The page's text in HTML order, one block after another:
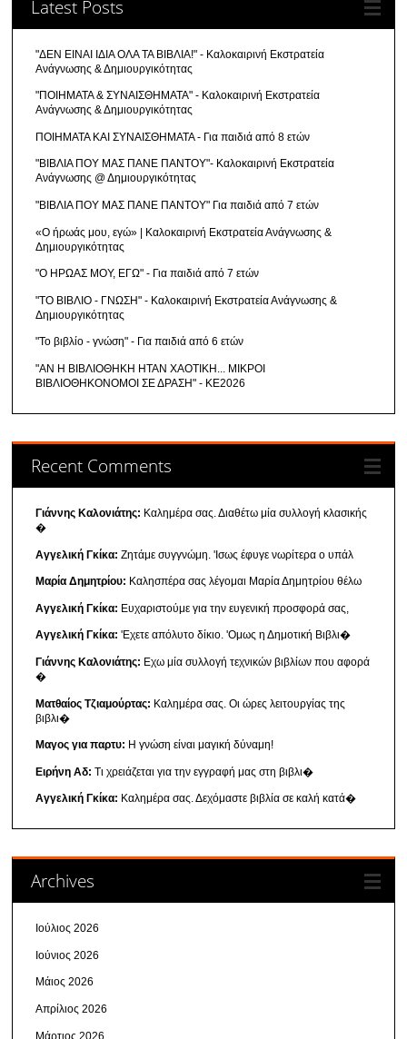
Latest Posts
"ΔΕΝ ΕΙΝΑΙ ΙΔΙΑ ΟΛΑ ΤΑ ΒΙΒΛΙΑ!" - Καλοκαιρινή Εκστρατεία
Ανάγνωσης & Δημιουργικότητας
"ΠΟΙΗΜΑΤΑ & ΣΥΝΑΙΣΘΗΜΑΤΑ" - Καλοκαιρινή Εκστρατεία
Ανάγνωσης & Δημιουργικότητας
ΠΟΙΗΜΑΤΑ ΚΑΙ ΣΥΝΑΙΣΘΗΜΑΤΑ - Για παιδιά από 8 ετών
"ΒΙΒΛΙΑ ΠΟΥ ΜΑΣ ΠΑΝΕ ΠΑΝΤΟΥ"- Καλοκαιρινή Εκστρατεία
Ανάγνωσης @ Δημιουργικότητας
"ΒΙΒΛΙΑ ΠΟΥ ΜΑΣ ΠΑΝΕ ΠΑΝΤΟΥ" Για παιδιά από 7 ετών
«Ο ήρωάς μου, εγώ» | Καλοκαιρινή Εκστρατεία Ανάγνωσης &
Δημιουργικότητας
"Ο ΗΡΩΑΣ ΜΟΥ, ΕΓΩ" - Για παιδιά από 7 ετών
"ΤΟ ΒΙΒΛΙΟ - ΓΝΩΣΗ" - Καλοκαιρινή Εκστρατεία Ανάγνωσης &
Δημιουργικότητας
"Το βιβλίο - γνώση" - Για παιδιά από 6 ετών
"ΑΝ Η ΒΙΒΛΙΟΘΗΚΗ ΗΤΑΝ ΧΑΟΤΙΚΗ... ΜΙΚΡΟΙ
ΒΙΒΛΙΟΘΗΚΟΝΟΜΟΙ ΣΕ ΔΡΑΣΗ" - ΚΕ2026
Recent Comments
Γιάννης Καλονιάτης: Καλημέρα σας. Διαθέτω μία συλλογή κλασικής
�
Αγγελική Γκίκα: Ζητάμε συγγνώμη. 'Ισως έφυγε νωρίτερα ο υπάλ
Μαρία Δημητρίου: Καλησπέρα σας λέγομαι Μαρία Δημητρίου θέλω
Αγγελική Γκίκα: Ευχαριστούμε για την ευγενική προσφορά σας,
Αγγελική Γκίκα: 'Εχετε απόλυτο δίκιο. 'Ομως η Δημοτική Βιβλι�
Γιάννης Καλονιάτης: Εχω μία συλλογή τεχνικών βιβλίων που αφορά
�
Ματθαίος Τζιαμούρτας: Καλημέρα σας. Οι ώρες λειτουργίας της
βιβλι�
Μαγος για παρτυ: Η γνώση είναι μαγική δύναμη!
Ειρήνη Αδ: Τι χρειάζεται για την εγγραφή μας στη βιβλι�
Αγγελική Γκίκα: Καλημέρα σας. Δεχόμαστε βιβλία σε καλή κατά�
Archives
Ιούλιος 2026
Ιούνιος 2026
Μάιος 2026
Απρίλιος 2026
Μάρτιος 2026